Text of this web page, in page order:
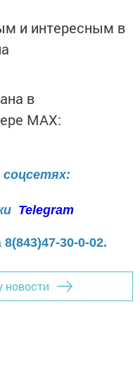
и интересным в
в
MАХ:
Telegram
8(843)47-30-0-02.
новости